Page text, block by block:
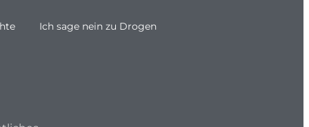
Ich sage nein zu Drogen